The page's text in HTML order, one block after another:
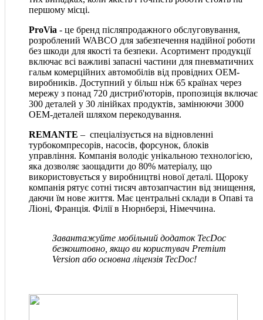
першому місці.
ProVia - це бренд післяпродажного обслуговування,
розроблений WABCO для забезпечення надійної роботи
без шкоди для якості та безпеки. Асортимент продукції
включає всі важливі запасні частини для пневматичних
гальм комерційних автомобілів від провідних OEM-
виробників. Доступний у більш ніж 65 країнах через
мережу з понад 720 дистриб'юторів, пропозиція включає
300 деталей у 30 лінійках продуктів, замінюючи 3000
OEM-деталей шляхом перекодування.
REMANTE – спеціалізується на відновленні
турбокомпресорів, насосів, форсунок, блоків
управління. Компанія володіє унікальною технологією,
яка дозволяє заощадити до 80% матеріалу, що
використовується у виробництві нової деталі. Щороку
компанія рятує сотні тисяч автозапчастин від знищення,
даючи їм нове життя. Має центральні склади в Опаві та
Ліоні, Франція. Філії в Нюрнберзі, Німеччина.
Завантажуйте мобільний додаток TecDoc
безкоштовно, якщо ви користувач Premium
Version або основна ліцензія TecDoc!